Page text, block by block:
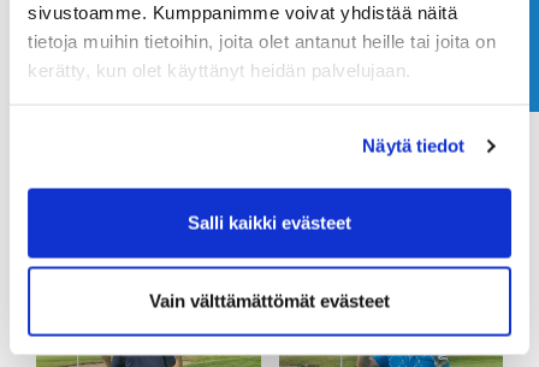
sivustoamme. Kumppanimme voivat yhdistää näitä
tietoja muihin tietoihin, joita olet antanut heille tai joita on
kerätty, kun olet käyttänyt heidän palvelujaan.
Näytä tiedot
Salli kaikki evästeet
Vain välttämättömät evästeet